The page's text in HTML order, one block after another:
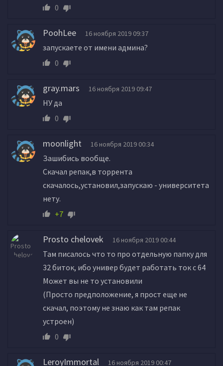
0
PoohLee 16 ноября 2019 09:37
запускаете от имени админа?
0
gray.mars 16 ноября 2019 09:47
НУ да
0
moonlight 16 ноября 2019 00:34
Зашибись вообще.
Скачал репак,в торрента
скачалось,установил,запускаю - университета
нету.
+7
Prosto chelovek 16 ноября 2019 00:44
Там писалось что то про отдельную папку для
32 биток, ибо универ будет работать ток с 64
Может вы не то установили
(Просто предположение, я прост еще не
скачал, поэтому не знаю как там репак
устроен)
0
LeroyImmortal 16 ноября 2019 00:47